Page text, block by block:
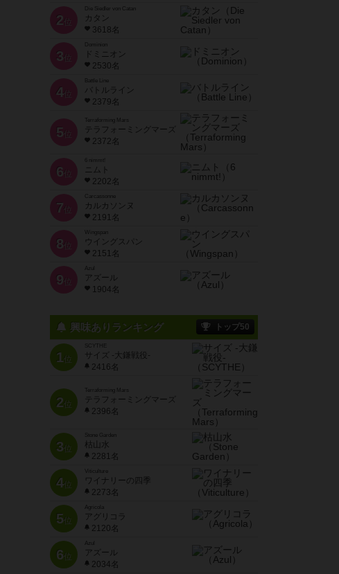
2 位
Die Siedler von Catan
カタン
3618名
3 位
ドミニオン
2530名
4位
Battle Line
バトルライン
2379名
5 位
Terraforming Mars
テラフォーミングマーズ
2372名
6 位
ニムト
2202名
7 位
Carcassonne
カルカソンヌ
2191名
8 位
Wingspan
ウイングスパン
2151名
9 位
Azul
アズール
1904名
興味ありランキング トップ50
1位
SCYTHE
サイズ -大鎌戦役-
2416名
2位
Terraforming Mars
テラフォーミングマーズ
2396名
3位
Stone Garden
枯山水
2281名
4位
Viticulture
ワイナリーの四季
2273名
5位
Agricola
アグリコラ
2120名
6位
Azul
アズール
2034名